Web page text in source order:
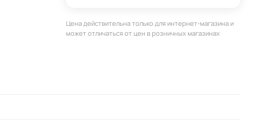
Цена действительна только для интернет-магазина и
может отличаться от цен в розничных магазинах